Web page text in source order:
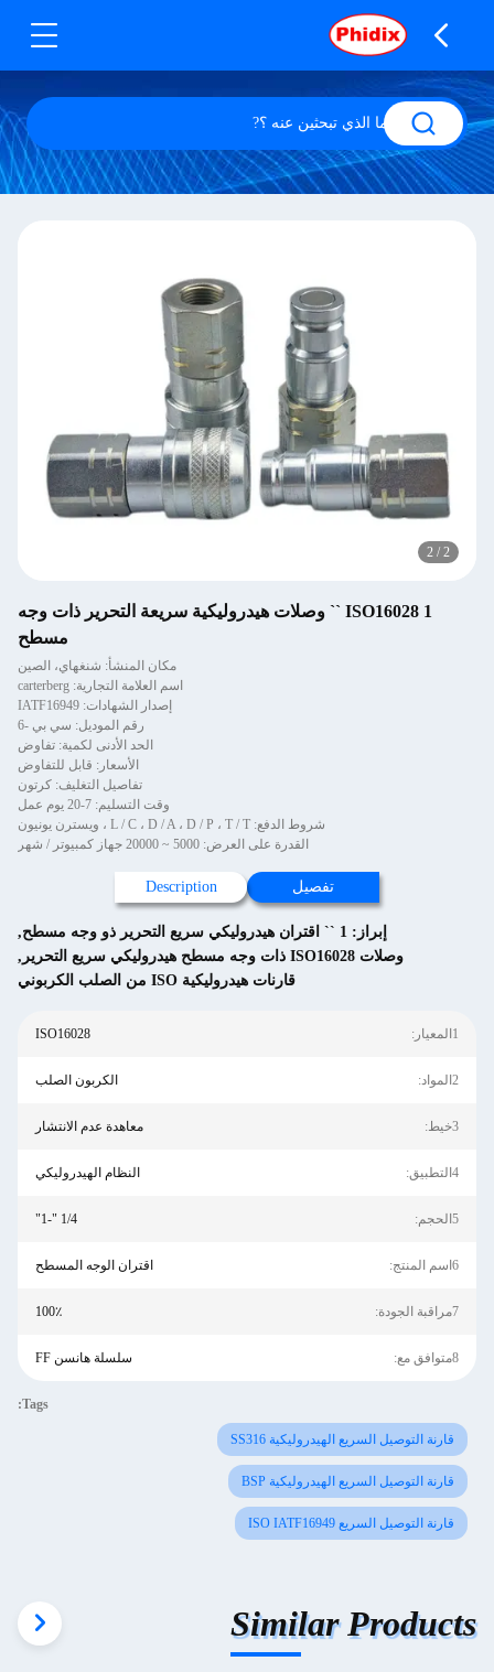
2 / 2
ISO16028 1 `` وصلات هيدروليكية سريعة التحرير ذات وجه
مسطح
مكان المنشأ: شنغهاي، الصين
اسم العلامة التجارية: carterberg
إصدار الشهادات: IATF16949
رقم الموديل: سي بي -6
الحد الأدنى لكمية: تفاوض
الأسعار: قابل للتفاوض
تفاصيل التغليف: كرتون
وقت التسليم: 7-20 يوم عمل
شروط الدفع: L / C ، D / A ، D / P ، T / T ، ويسترن يونيون
القدرة على العرض: 5000 ~ 20000 جهاز كمبيوتر / شهر
تفصيل Description
إبراز: 1 `` اقتران هيدروليكي سريع التحرير ذو وجه مسطح
,
وصلات ISO16028 ذات وجه مسطح هيدروليكي سريع التحرير
,
قارنات هيدروليكية ISO من الصلب الكربوني
1المعيار: ISO16028
2المواد: الكربون الصلب
3خيط: معاهدة عدم الانتشار
4التطبيق: النظام الهيدروليكي
5الحجم: 1/4 "-1"
6اسم المنتج: اقتران الوجه المسطح
7مراقبة الجودة: 100٪
8متوافق مع: سلسلة هانسن FF
Tags:
قارنة التوصيل السريع الهيدروليكية SS316
قارنة التوصيل السريع الهيدروليكية BSP
قارنة التوصيل السريع ISO IATF16949
Similar Products